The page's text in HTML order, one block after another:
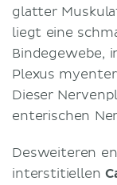
glatter
liegt eine
Bindegewebe,
Plexus
Dieser
enterischen
Desweiteren
interstitiellen